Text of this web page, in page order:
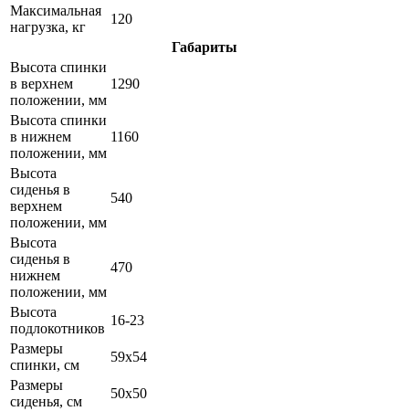
Максимальная
нагрузка, кг
120
Габариты
Высота спинки
в верхнем
положении, мм
1290
Высота спинки
в нижнем
положении, мм
1160
Высота
сиденья в
верхнем
положении, мм
540
Высота
сиденья в
нижнем
положении, мм
470
Высота
подлокотников
16-23
Размеры
спинки, см
59х54
Размеры
сиденья, см
50х50